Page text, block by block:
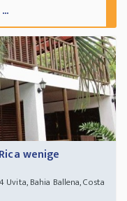
wenige
Bahia Ballena, Costa